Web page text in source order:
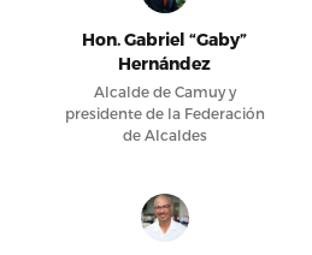
Hon. Gabriel “Gaby”
Hernández
Alcalde de Camuy y
presidente de la Federación
de Alcaldes